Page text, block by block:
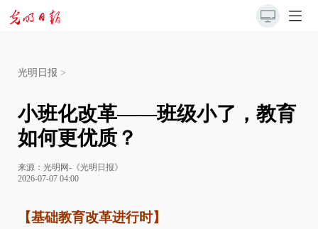
光明日报 >
小班化改革——班级小了，教育
如何更优质？
来源： 光明网-《光明日报》
2026-07-07 04:00
【基础教育改革进行时】